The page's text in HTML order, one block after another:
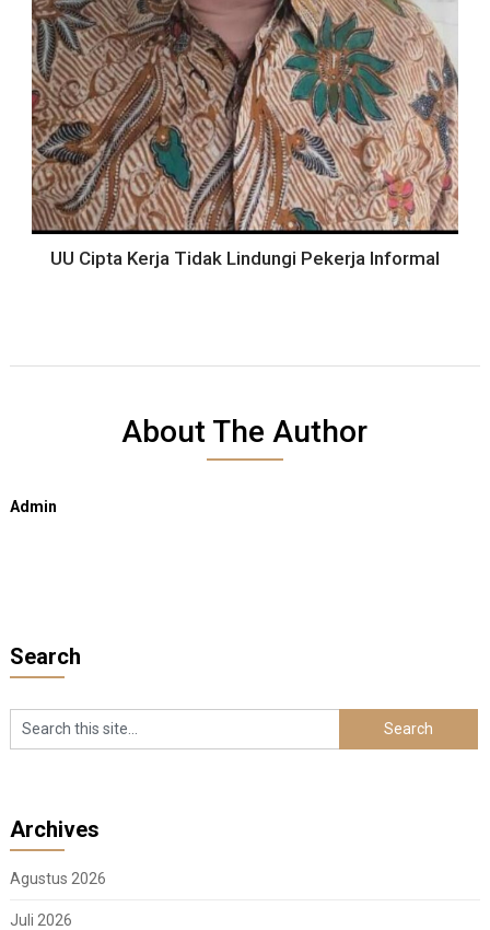
UU Cipta Kerja Tidak Lindungi Pekerja Informal
About The Author
Admin
Search
Archives
Agustus 2026
Juli 2026